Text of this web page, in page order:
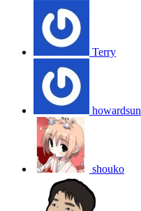
Terry
howardsun
shouko